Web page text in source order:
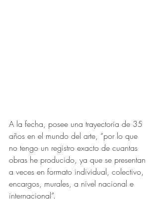
A la fecha, posee una trayectoria de 35
años en el mundo del arte, “por lo que
no tengo un registro exacto de cuantas
obras he producido, ya que se presentan
a veces en formato individual, colectivo,
encargos, murales, a nivel nacional e
internacional”.